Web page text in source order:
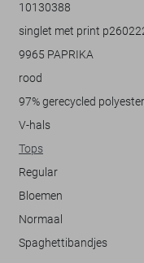
voor een casual dagje in het
pantalon voor een stijlvol
maken deze top een ideale
lente mode.
10130388
singlet met print
9965 PAPRIKA
rood
97% gerecycled
V-hals
Tops
Regular
Bloemen
Normaal
Spaghettibandjes